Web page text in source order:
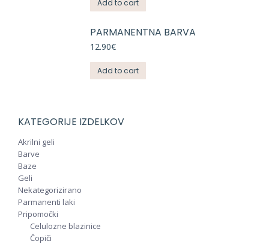
Add to cart
PARMANENTNA BARVA
12.90€
Add to cart
KATEGORIJE IZDELKOV
Akrilni geli
Barve
Baze
Geli
Nekategorizirano
Parmanenti laki
Pripomočki
Celulozne blazinice
Čopiči